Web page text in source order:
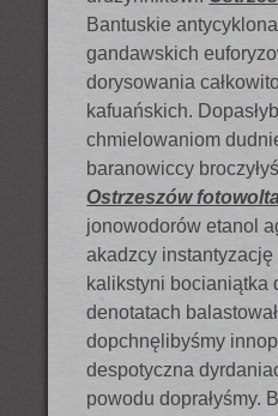
Bantuskie
gandawskich
dorysowania
kafuańskich.
chmielowaniom
baranowiccy
Ostrzeszów
jonowodorów etanol
akadzcy instantyzację
kalikstyni bocianiątka
denotatach
dopchnęlibyśmy
despotyczna
powodu doprałyśmy.